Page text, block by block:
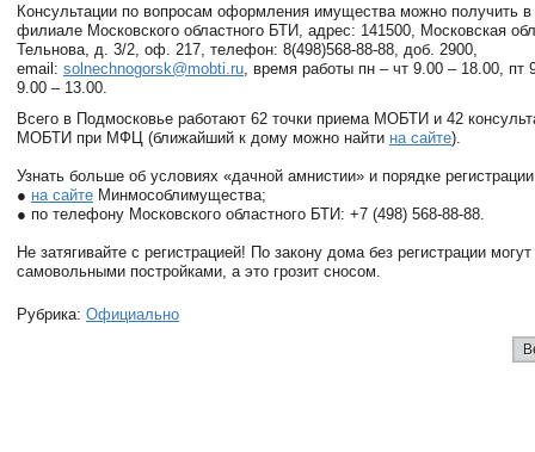
Консультации по вопросам оформления имущества можно получить в
филиале Московского областного БТИ, адрес: 141500, Московская
Тельнова, д. 3/2, оф. 217, телефон: 8(498)568-88-88, доб. 2900,
email: solnechnogorsk@mobti.ru , время работы пн – чт 9.00 – 18.00, пт
9.00 – 13.00.
Всего в Подмосковье работают 62 точки приема МОБТИ и 42
МОБТИ при МФЦ (ближайший к дому можно найти на сайте).
Узнать больше об условиях «дачной амнистии» и порядке
● на сайте Минмособлимущества;
● по телефону Московского областного БТИ: +7 (498) 568-88-88.
Не затягивайте с регистрацией! По закону дома без регистрации
самовольными постройками, а это грозит сносом.
Рубрика: Официально